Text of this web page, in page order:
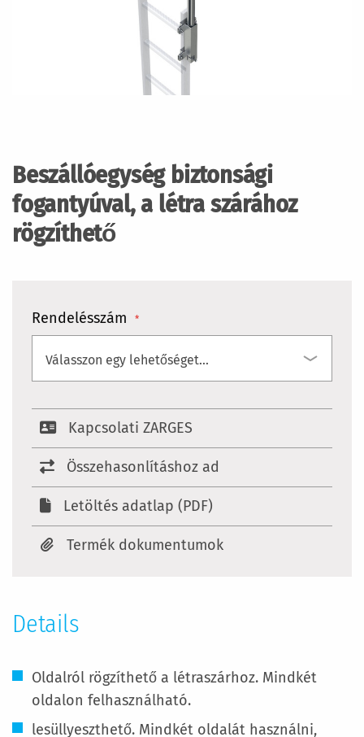
Beszállóegység biztonsági
fogantyúval, a létra szárához
rögzíthető
Rendelésszám
Kapcsolati ZARGES
Összehasonlításhoz ad
Letöltés adatlap (PDF)
Termék dokumentumok
elejére
Details
Oldalról rögzíthető a létraszárhoz. Mindkét
oldalon felhasználható.
lesüllyeszthető. Mindkét oldalát használni,